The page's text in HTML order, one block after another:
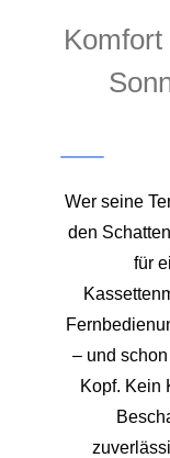
Wer seine
den
für
– und
Kopf. Kein